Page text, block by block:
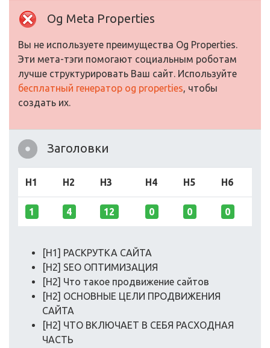
Og Meta Properties
Вы не используете преимущества Og Properties.
Эти мета-тэги помогают социальным роботам
лучше структурировать Ваш сайт. Используйте
бесплатный генератор og properties, чтобы
создать их.
Заголовки
H1 H2 H3 H4 H5 H6
1 4 12 0 0 0
[H1] РАСКРУТКА САЙТА
[H2] SEO ОПТИМИЗАЦИЯ
[H2] Что такое продвижение сайтов
[H2] ОСНОВНЫЕ ЦЕЛИ ПРОДВИЖЕНИЯ
САЙТА
[H2] ЧТО ВКЛЮЧАЕТ В СЕБЯ РАСХОДНАЯ
ЧАСТЬ